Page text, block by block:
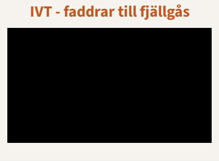
IVT - faddrar till fjällgås